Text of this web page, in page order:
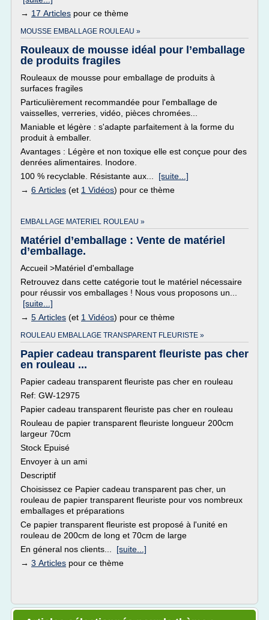
→ 17 Articles pour ce thème
MOUSSE EMBALLAGE ROULEAU »
Rouleaux de mousse idéal pour l’emballage
de produits fragiles
Rouleaux de mousse pour emballage de produits à
surfaces fragiles
Particulièrement recommandée pour l'emballage de
vaisselles, verreries, vidéo, pièces chromées...
Maniable et légère : s'adapte parfaitement à la forme du
produit à emballer.
Avantages : Légère et non toxique elle est conçue pour des
denrées alimentaires. Inodore.
100 % recyclable. Résistante aux... [suite...]
→ 6 Articles (et 1 Vidéos) pour ce thème
EMBALLAGE MATERIEL ROULEAU »
Matériel d’emballage : Vente de matériel
d’emballage.
Accueil >Matériel d'emballage
Retrouvez dans cette catégorie tout le matériel nécessaire
pour réussir vos emballages ! Nous vous proposons un...
[suite...]
→ 5 Articles (et 1 Vidéos) pour ce thème
ROULEAU EMBALLAGE TRANSPARENT FLEURISTE »
Papier cadeau transparent fleuriste pas cher
en rouleau ...
Papier cadeau transparent fleuriste pas cher en rouleau
Ref: GW-12975
Papier cadeau transparent fleuriste pas cher en rouleau
Rouleau de papier transparent fleuriste longueur 200cm
largeur 70cm
Stock Epuisé
Envoyer à un ami
Descriptif
Choisissez ce Papier cadeau transparent pas cher, un
rouleau de papier transparent fleuriste pour vos nombreux
emballages et préparations
Ce papier transparent fleuriste est proposé à l'unité en
rouleau de 200cm de long et 70cm de large
En géneral nos clients... [suite...]
→ 3 Articles pour ce thème